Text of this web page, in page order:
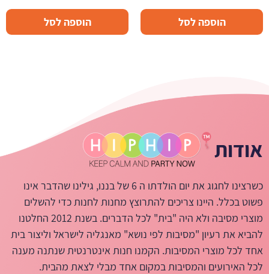
הוספה לסל הוספה לסל
אודות
כשרצינו לחגוג את יום הולדתו ה 6 של בננו, גילינו שהדבר אינו
פשוט בכלל. היינו צריכים להתרוצץ מחנות לחנות כדי להשלים
מוצרי מסיבה ולא היה "בית" לכל הדברים. בשנת 2012 החלטנו
להביא את רעיון "מסיבות לפי נושא" מאנגליה לישראל וליצור בית
אחד לכל מוצרי המסיבות. הקמנו חנות אינטרנטית שנתנה מענה
לכל האירועים והמסיבות במקום אחד מבלי לצאת מהבית.